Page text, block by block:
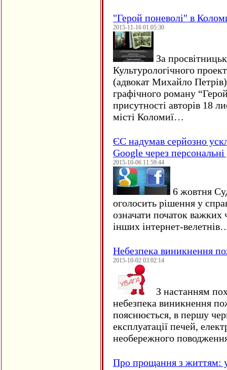
"Герой поневолі" в
2015-11-16 01:05:30
За
Культурологічного
(адвокат Михайло
графічного роману
присутності авторів 18
місті Коломиї…
ЄC надумав серйозно
Google через персональні
2015-10-06 11:59:44
6 жовтня
оголосить рішення у
означати початок важких
інших інтернет-
Небезпека виникнення
2015-10-02 03:02:14
З настанням
небезпека виникнення
пояснюється, в першу
експлуатації печей,
необережного
Про прощання з життям: